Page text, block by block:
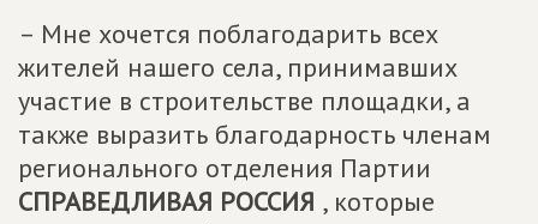
– Мне хочется поблагодарить всех
жителей нашего села, принимавших
участие в строительстве площадки, а
также выразить благодарность членам
регионального отделения Партии
СПРАВЕДЛИВАЯ РОССИЯ , которые